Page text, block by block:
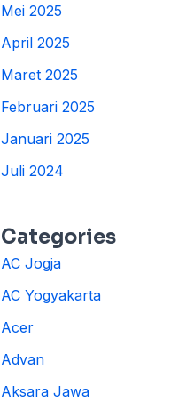
Mei 2025
April 2025
Maret 2025
Februari 2025
Januari 2025
Juli 2024
Categories
AC Jogja
AC Yogyakarta
Acer
Advan
Aksara Jawa